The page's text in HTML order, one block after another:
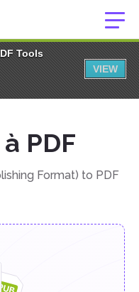
Tools
VIEW
PDF
Format) to PDF